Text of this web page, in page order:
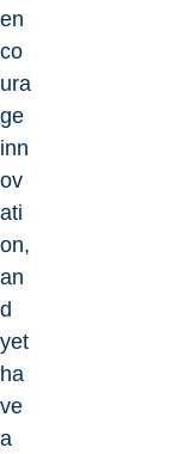
en
co
ura
ge
inn
ov
ati
on,
an
d
yet
ha
ve
a